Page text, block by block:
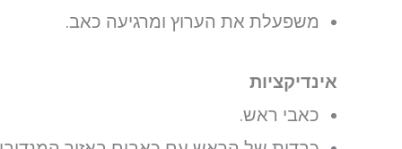
משפעלת את הערוץ ומרגיעה כאב.
אינדיקציות
כאבי ראש.